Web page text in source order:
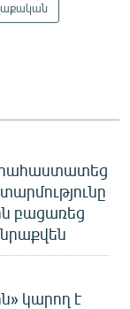
բացառեց
կարող է